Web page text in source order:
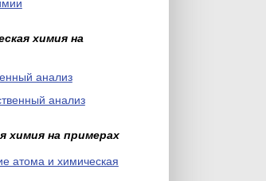
химия на
анализ
анализ
химия на примерах
атома и химическая